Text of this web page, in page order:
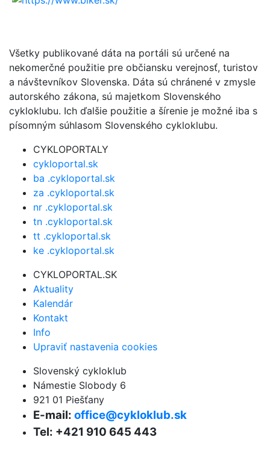
Všetky publikované dáta na portáli sú určené na
nekomerčné použitie pre občiansku verejnosť, turistov
a návštevníkov Slovenska. Dáta sú chránené v zmysle
autorského zákona, sú majetkom Slovenského
cykloklubu. Ich ďalšie použitie a šírenie je možné iba s
písomným súhlasom Slovenského cykloklubu.
CYKLOPORTALY
cykloportal.sk
ba .cykloportal.sk
za .cykloportal.sk
nr .cykloportal.sk
tn .cykloportal.sk
tt .cykloportal.sk
ke .cykloportal.sk
CYKLOPORTAL.SK
Aktuality
Kalendár
Kontakt
Info
Upraviť nastavenia cookies
Slovenský cykloklub
Námestie Slobody 6
921 01 Piešťany
E-mail: office@cykloklub.sk
Tel: +421 910 645 443